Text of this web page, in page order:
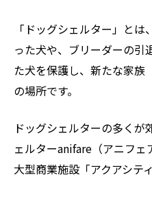
「ドッグシェルター」と
った犬や、ブリーダーの引
た犬を保護し、新たな家族
の場所です。
ドッグシェルターの多く
ェルターanifare（アニフ
大型商業施設「アクアシテ